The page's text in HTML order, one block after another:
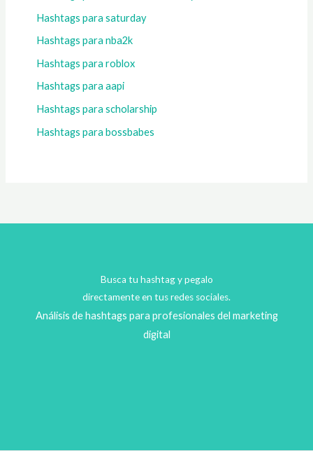
Hashtags para saturday
Hashtags para nba2k
Hashtags para roblox
Hashtags para aapi
Hashtags para scholarship
Hashtags para bossbabes
Busca tu hashtag y pegalo
directamente en tus redes sociales.
Análisis de hashtags para profesionales del marketing
digital